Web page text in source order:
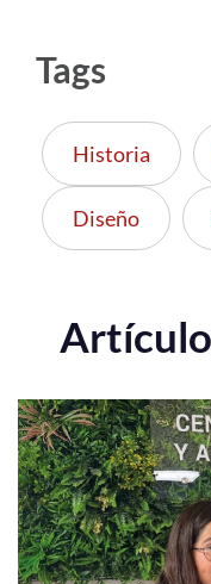
Tags
Historia
Diseño